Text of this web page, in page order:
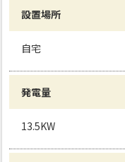
設置場所
自宅
発電量
13.5KW